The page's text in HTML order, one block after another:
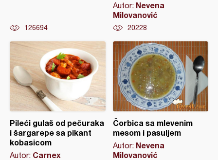
126694
Autor: Nevena
Milovanović
20228
Pileći gulaš od pečuraka
i šargarepe sa pikant
kobasicom
Autor: Carnex
Čorbica sa mlevenim
mesom i pasuljem
Autor: Nevena
Milovanović